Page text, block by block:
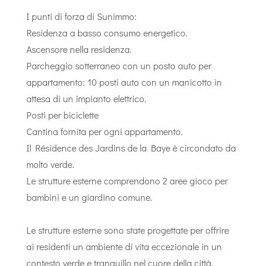
I punti di forza di Sunimmo:
Residenza a basso consumo energetico.
Ascensore nella residenza.
Parcheggio sotterraneo con un posto auto per
appartamento: 10 posti auto con un manicotto in
attesa di un impianto elettrico.
Posti per biciclette
Cantina fornita per ogni appartamento.
Il Résidence des Jardins de la Baye è circondato da
molto verde.
Le strutture esterne comprendono 2 aree gioco per
bambini e un giardino comune.
Le strutture esterne sono state progettate per offrire
ai residenti un ambiente di vita eccezionale in un
contesto verde e tranquillo nel cuore della città.